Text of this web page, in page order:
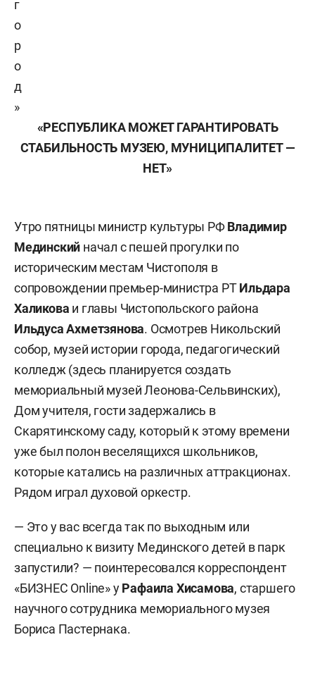
г
о
р
о
д
»
«РЕСПУБЛИКА МОЖЕТ ГАРАНТИРОВАТЬ
СТАБИЛЬНОСТЬ МУЗЕЮ, МУНИЦИПАЛИТЕТ —
НЕТ»
Утро пятницы министр культуры РФВладимир
Мединский начал с пешей прогулки по
историческим местам Чистополя в
сопровождении премьер-министра РТИльдара
Халикова и главы Чистопольского района
Ильдуса Ахметзянова. Осмотрев Никольский
собор, музей истории города, педагогический
колледж (здесь планируется создать
мемориальный музей Леонова-Сельвинских),
Дом учителя, гости задержались в
Скарятинскому саду, который к этому времени
уже был полон веселящихся школьников,
которые катались на различных аттракционах.
Рядом играл духовой оркестр.
— Это у вас всегда так по выходным или
специально к визиту Мединского детей в парк
запустили? — поинтересовался корреспондент
«БИЗНЕС Online» уРафаила Хисамова, старшего
научного сотрудника мемориального музея
Бориса Пастернака.